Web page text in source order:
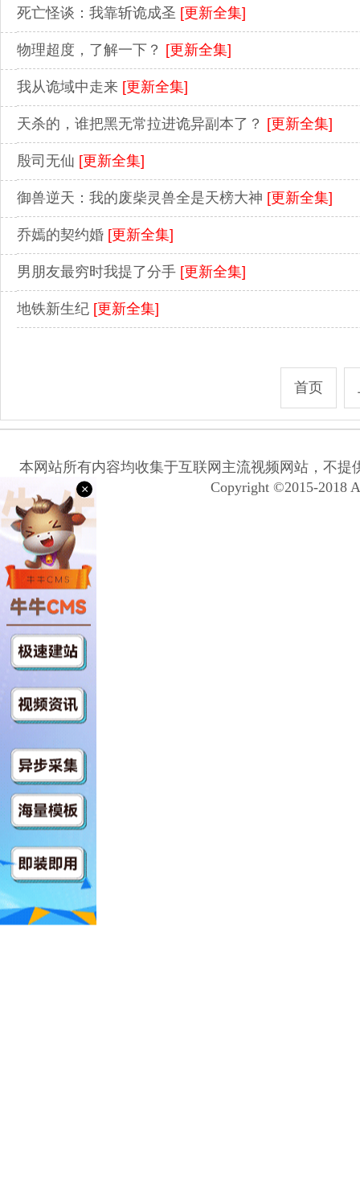
死亡怪谈：我靠斩诡成圣 [更新全集]
物理超度，了解一下？ [更新全集]
我从诡域中走来 [更新全集]
天杀的，谁把黑无常拉进诡异副本了？ [更新全集]
殷司无仙 [更新全集]
御兽逆天：我的废柴灵兽全是天榜大神 [更新全集]
乔嫣的契约婚 [更新全集]
男朋友最穷时我提了分手 [更新全集]
地铁新生纪 [更新全集]
首页
本网站所有内容均收集于互联网主流视频网站，不
Copyright ©2015-2018
×